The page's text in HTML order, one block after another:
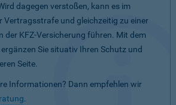
dagegen verstoßen, kann es im
Vertragsstrafe und gleichzeitig zu einer
der KFZ-Versicherung führen. Mit dem
Sie situativ Ihren Schutz und
Seite.
Informationen? Dann empfehlen wir
.